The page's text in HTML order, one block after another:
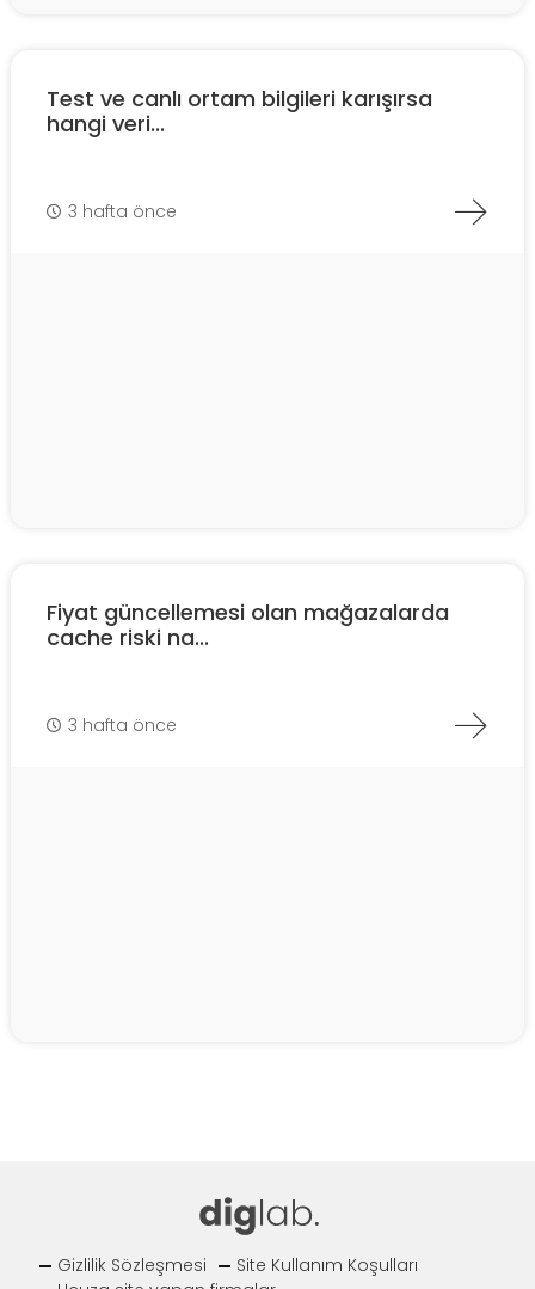
Test ve canlı ortam bilgileri karışırsa
hangi veri...
3 hafta önce
Fiyat güncellemesi olan mağazalarda
cache riski na...
3 hafta önce
Gizlilik Sözleşmesi
Site Kullanım Koşulları